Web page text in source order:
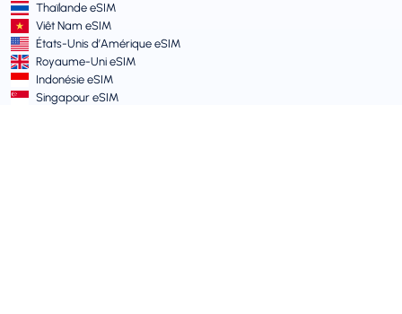
Thaïlande eSIM
Viêt Nam eSIM
États-Unis d’Amérique eSIM
Royaume-Uni eSIM
Indonésie eSIM
Singapour eSIM